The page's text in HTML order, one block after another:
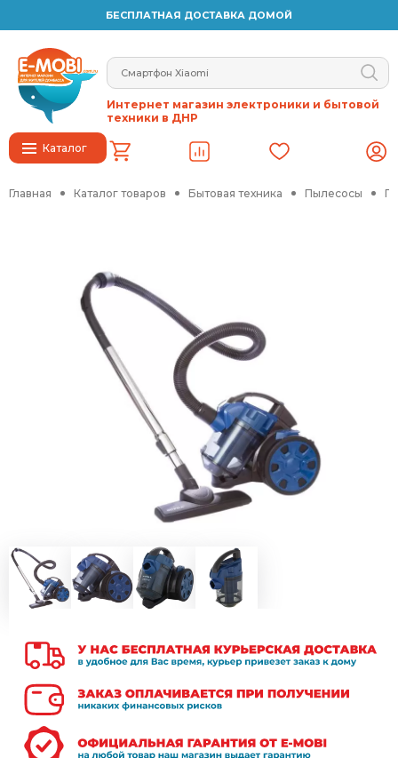
БЕСПЛАТНАЯ ДОСТАВКА ДОМОЙ
Каталог
Интернет магазин электроники и бытовой
техники в ДНР
Главная Каталог товаров Бытовая техника Пылесосы